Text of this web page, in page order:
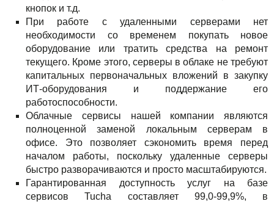
кнопок и т.д.
При работе с удаленными серверами нет
необходимости со временем покупать новое
оборудование или тратить средства на ремонт
текущего. Кроме этого, серверы в облаке не требуют
капитальных первоначальных вложений в закупку
ИТ-оборудования и поддержание его
работоспособности.
Облачные сервисы нашей компании являются
полноценной заменой локальным серверам в
офисе. Это позволяет сэкономить время перед
началом работы, поскольку удаленные серверы
быстро разворачиваются и просто масштабируются.
Гарантированная доступность услуг на базе
сервисов Tucha составляет 99,0-99,9%, в